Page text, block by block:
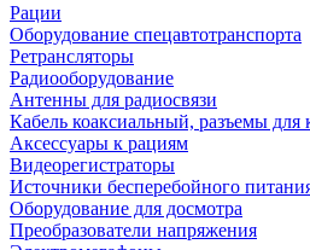
Рации
Оборудование спецавтотранспорта
Ретрансляторы
Радиооборудование
Антенны для радиосвязи
Кабель коаксиальный, разъемы для
Аксессуары к рациям
Видеорегистраторы
Источники бесперебойного
Оборудование для досмотра
Преобразователи напряжения